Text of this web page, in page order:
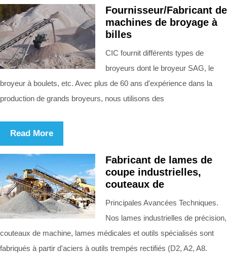
Fournisseur/Fabricant de
machines de broyage à
billes
CIC fournit différents types de
broyeurs dont le broyeur SAG, le
broyeur à boulets, etc. Avec plus de 60 ans d'expérience dans la
production de grands broyeurs, nous utilisons des
Read More
Fabricant de lames de
coupe industrielles,
couteaux de
Principales Avancées Techniques.
Nos lames industrielles de précision,
couteaux de machine, lames médicales et outils spécialisés sont
fabriqués à partir d'aciers à outils trempés rectifiés (D2, A2, A8.